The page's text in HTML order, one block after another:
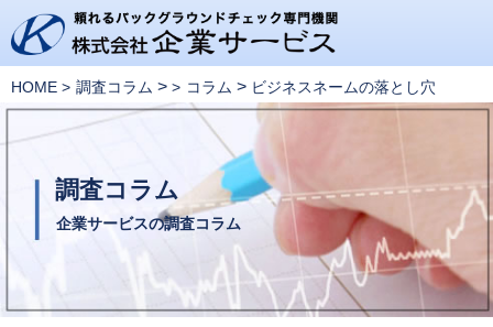
HOME 調査コラム > コラム > ビジネスネームの落とし穴
調査コラム
企業サービスの調査コラム